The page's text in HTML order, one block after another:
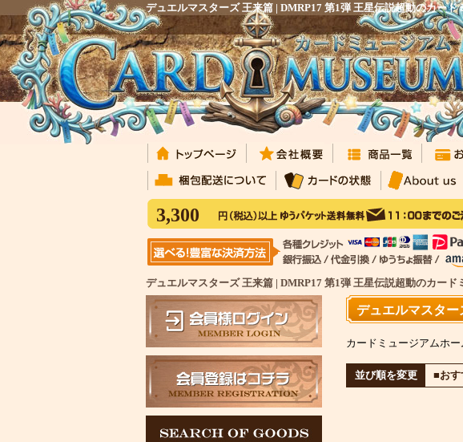
デュエルマスターズ 王来篇 | DMRP17 第1弾 王星伝説超動のカー
3,300
デュエルマスターズ 王来篇 | DMRP17 第1弾 王星伝説超動のカード
デュエルマスタ
カードミュージアムホー
並び順を変更 ■おす